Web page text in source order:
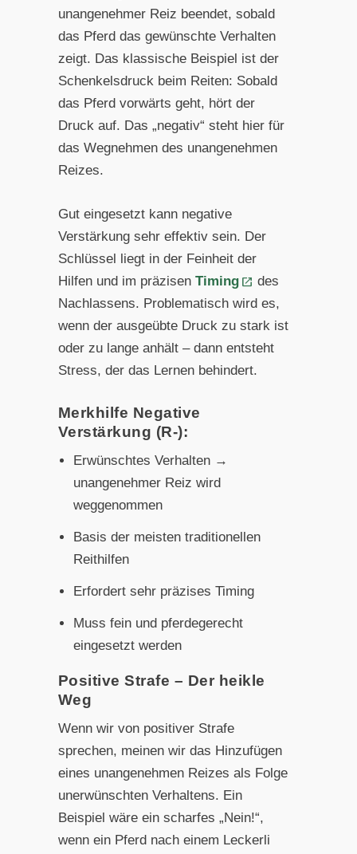
unangenehmer Reiz beendet, sobald
das Pferd das gewünschte Verhalten
zeigt. Das klassische Beispiel ist der
Schenkelsdruck beim Reiten: Sobald
das Pferd vorwärts geht, hört der
Druck auf. Das „negativ“ steht hier für
das Wegnehmen des unangenehmen
Reizes.
Gut eingesetzt kann negative
Verstärkung sehr effektiv sein. Der
Schlüssel liegt in der Feinheit der
Hilfen und im präzisen Timing
des
Nachlassens. Problematisch wird es,
wenn der ausgeübte Druck zu stark ist
oder zu lange anhält – dann entsteht
Stress, der das Lernen behindert.
Merkhilfe Negative
Verstärkung (R-):
Erwünschtes Verhalten →
unangenehmer Reiz wird
weggenommen
Basis der meisten traditionellen
Reithilfen
Erfordert sehr präzises Timing
Muss fein und pferdegerecht
eingesetzt werden
Positive Strafe – Der heikle
Weg
Wenn wir von positiver Strafe
sprechen, meinen wir das Hinzufügen
eines unangenehmen Reizes als Folge
unerwünschten Verhaltens. Ein
Beispiel wäre ein scharfes „Nein!“,
wenn ein Pferd nach einem Leckerli